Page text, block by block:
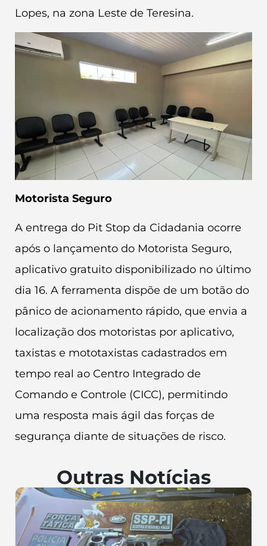
Lopes, na zona Leste de Teresina.
Motorista Seguro
A entrega do Pit Stop da Cidadania ocorre
após o lançamento do Motorista Seguro,
aplicativo gratuito disponibilizado no último
dia 16. A ferramenta dispõe de um botão do
pânico de acionamento rápido, que envia a
localização dos motoristas por aplicativo,
taxistas e mototaxistas cadastrados em
tempo real ao Centro Integrado de
Comando e Controle (CICC), permitindo
uma resposta mais ágil das forças de
segurança diante de situações de risco.
Outras Notícias